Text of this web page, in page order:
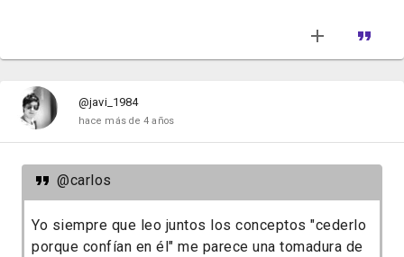
@javi_1984
hace más de 4 años
@carlos
Yo siempre que leo juntos los conceptos "cederlo
porque confían en él" me parece una tomadura de